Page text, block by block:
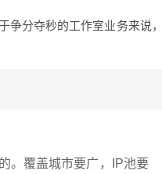
分夺秒的工作室业务来说，
。覆盖城市要广，IP池要